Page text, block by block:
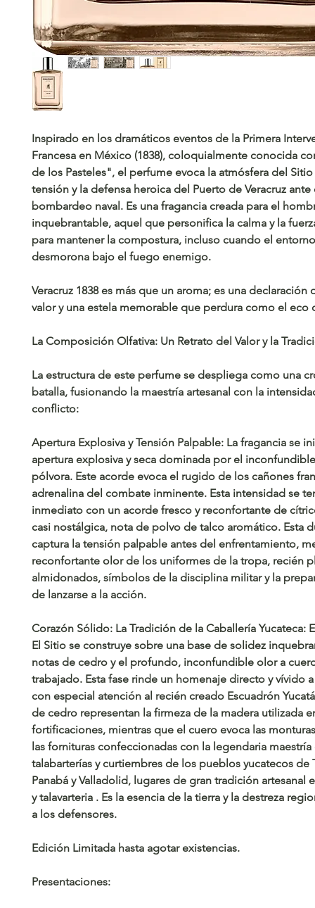
Inspirado en los dramáticos eventos de la Primera
Francesa en México (1838), coloquialmente conocida
de los Pasteles", el perfume evoca la atmósfera del
tensión y la defensa heroica del Puerto de Veracruz ante
bombardeo naval. Es una fragancia creada para el
inquebrantable, aquel que personifica la calma y la
para mantener la compostura, incluso cuando el
desmorona bajo el fuego enemigo.
Veracruz 1838 es más que un aroma; es una declaración
valor y una estela memorable que perdura como el eco
La Composición Olfativa: Un Retrato del Valor y la
La estructura de este perfume se despliega como una
batalla, fusionando la maestría artesanal con la
conflicto:
Apertura Explosiva y Tensión Palpable: La fragancia se
apertura explosiva y seca dominada por el
pólvora. Este acorde evoca el rugido de los cañones
adrenalina del combate inminente. Esta intensidad se
inmediato con un acorde fresco y reconfortante de
casi nostálgica, nota de polvo de talco aromático. Esta
captura la tensión palpable antes del enfrentamiento,
reconfortante olor de los uniformes de la tropa, recién
almidonados, símbolos de la disciplina militar y la
de lanzarse a la acción.
Corazón Sólido: La Tradición de la Caballería Yucateca:
El Sitio se construye sobre una base de solidez
notas de cedro y el profundo, inconfundible olor a
trabajado. Esta fase rinde un homenaje directo y vívido
con especial atención al recién creado Escuadrón
de cedro representan la firmeza de la madera utilizada
fortificaciones, mientras que el cuero evoca las
las fornituras confeccionadas con la legendaria maestría
talabarterías y curtiembres de los pueblos yucatecos de
Panabá y Valladolid, lugares de gran tradición artesanal
y talavarteria . Es la esencia de la tierra y la destreza
a los defensores.
Edición Limitada hasta agotar existencias.
​​Presentaciones: